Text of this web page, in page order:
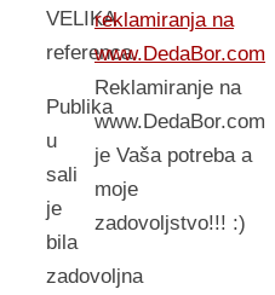
VELIKA
referenca.
Publika
u
sali
je
bila
zadovoljna
reklamiranja na
www.DedaBor.com
Reklamiranje na
www.DedaBor.com
je Vaša potreba a
moje
zadovoljstvo!!! :)